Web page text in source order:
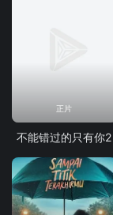
正片
不能错过的只有你2